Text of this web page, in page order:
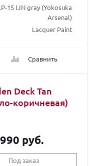
15 IJN gray (Yokosuka
Arsenal)
Lacquer Paint
Сравнить
Deck Tan
коричневая)
990 руб.
Под заказ